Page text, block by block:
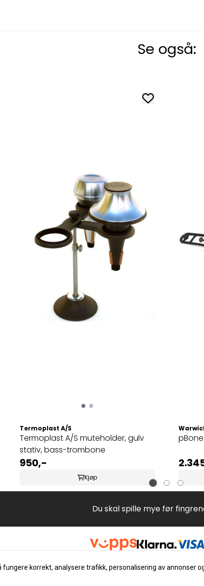
Se også:
Termoplast A/S
Termoplast A/S muteholder, gulv
stativ, bass-trombone
950,-
Kjøp
Du skal spille mye før
korrekt, analysere trafikk, personalisering av annonser